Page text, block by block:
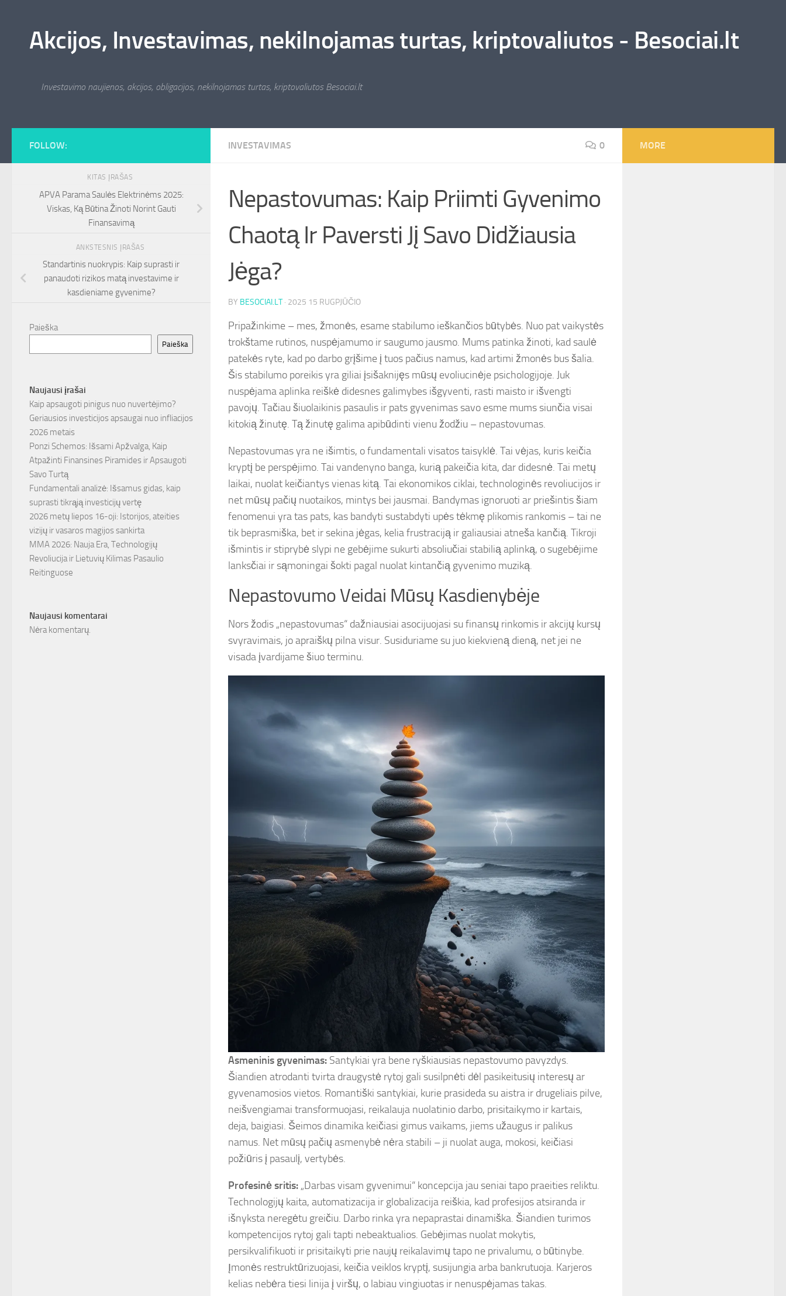
Akcijos, Investavimas, nekilnojamas turtas, kriptovaliutos - Besociai.lt
Investavimo naujienos, akcijos, obligacijos, nekilnojamas turtas, kriptovaliutos Besociai.lt
INVESTAVIMAS 0
Nepastovumas: Kaip Priimti Gyvenimo
Chaotą Ir Paversti Jį Savo Didžiausia
Jėga?
BY BESOCIAI.LT · 2025 15 RUGPJŪČIO
Pripažinkime – mes, žmonės, esame stabilumo ieškančios būtybės. Nuo pat vaikystės
trokštame rutinos, nuspėjamumo ir saugumo jausmo. Mums patinka žinoti, kad saulė
patekės ryte, kad po darbo grįšime į tuos pačius namus, kad artimi žmonės bus šalia.
Šis stabilumo poreikis yra giliai įsišaknijęs mūsų evoliucinėje psichologijoje. Juk
nuspėjama aplinka reiškė didesnes galimybes išgyventi, rasti maisto ir išvengti
pavojų. Tačiau šiuolaikinis pasaulis ir pats gyvenimas savo esme mums siunčia visai
kitokią žinutę. Tą žinutę galima apibūdinti vienu žodžiu – nepastovumas.
Nepastovumas yra ne išimtis, o fundamentali visatos taisyklė. Tai vėjas, kuris keičia
kryptį be perspėjimo. Tai vandenyno banga, kurią pakeičia kita, dar didesnė. Tai metų
laikai, nuolat keičiantys vienas kitą. Tai ekonomikos ciklai, technologinės revoliucijos ir
net mūsų pačių nuotaikos, mintys bei jausmai. Bandymas ignoruoti ar priešintis šiam
fenomenui yra tas pats, kas bandyti sustabdyti upės tėkmę plikomis rankomis – tai ne
tik beprasmiška, bet ir sekina jėgas, kelia frustraciją ir galiausiai atneša kančią. Tikroji
išmintis ir stiprybė slypi ne gebėjime sukurti absoliučiai stabilią aplinką, o sugebėjime
lanksčiai ir sąmoningai šokti pagal nuolat kintančią gyvenimo muziką.
Nepastovumo Veidai Mūsų Kasdienybėje
Nors žodis „nepastovumas“ dažniausiai asocijuojasi su finansų rinkomis ir akcijų kursų
svyravimais, jo apraiškų pilna visur. Susiduriame su juo kiekvieną dieną, net jei ne
visada įvardijame šiuo terminu.
Asmeninis gyvenimas: Santykiai yra bene ryškiausias nepastovumo pavyzdys.
Šiandien atrodanti tvirta draugystė rytoj gali susilpnėti dėl pasikeitusių interesų ar
gyvenamosios vietos. Romantiški santykiai, kurie prasideda su aistra ir drugeliais pilve,
neišvengiamai transformuojasi, reikalauja nuolatinio darbo, prisitaikymo ir kartais,
deja, baigiasi. Šeimos dinamika keičiasi gimus vaikams, jiems užaugus ir palikus
namus. Net mūsų pačių asmenybė nėra stabili – ji nuolat auga, mokosi, keičiasi
požiūris į pasaulį, vertybės.
Profesinė sritis: „Darbas visam gyvenimui“ koncepcija jau seniai tapo praeities reliktu.
Technologijų kaita, automatizacija ir globalizacija reiškia, kad profesijos atsiranda ir
išnyksta neregėtu greičiu. Darbo rinka yra nepaprastai dinamiška. Šiandien turimos
kompetencijos rytoj gali tapti nebeaktualios. Gebėjimas nuolat mokytis,
persikvalifikuoti ir prisitaikyti prie naujų reikalavimų tapo ne privalumu, o būtinybe.
Įmonės restruktūrizuojasi, keičia veiklos kryptį, susijungia arba bankrutuoja. Karjeros
kelias nebėra tiesi linija į viršų, o labiau vingiuotas ir nenuspėjamas takas.
FOLLOW:
KITAS ĮRAŠAS
APVA Parama Saulės Elektrinėms 2025:
Viskas, Ką Būtina Žinoti Norint Gauti
Finansavimą
ANKSTESNIS ĮRAŠAS
Standartinis nuokrypis: Kaip suprasti ir
panaudoti rizikos matą investavime ir
kasdieniame gyvenime?
Paieška
Paieška
Naujausi įrašai
Kaip apsaugoti pinigus nuo nuvertėjimo?
Geriausios investicijos apsaugai nuo infliacijos
2026 metais
Ponzi Schemos: Išsami Apžvalga, Kaip
Atpažinti Finansines Piramides ir Apsaugoti
Savo Turtą
Fundamentali analizė: Išsamus gidas, kaip
suprasti tikrąją investicijų vertę
2026 metų liepos 16-oji: Istorijos, ateities
vizijų ir vasaros magijos sankirta
MMA 2026: Nauja Era, Technologijų
Revoliucija ir Lietuvių Kilimas Pasaulio
Reitinguose
Naujausi komentarai
Nėra komentarų.
MORE